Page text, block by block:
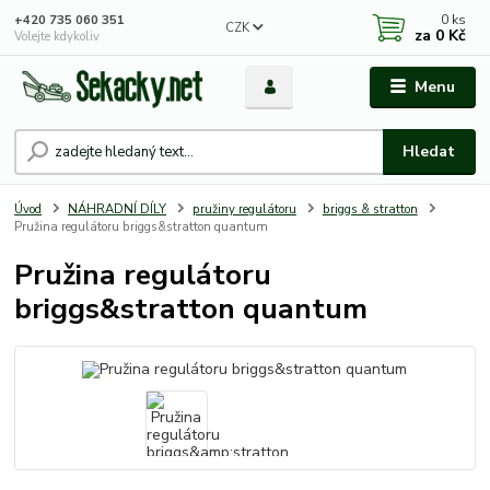
Menu
CZK
Hledat
+420 735 060 351
Volejte kdykoliv
0 ks
za 0 Kč
Úvod NÁHRADNÍ DÍLY pružiny regulátoru
briggs & stratton
Pružina regulátoru briggs&stratton quantum
Pružina regulátoru
briggs&stratton quantum